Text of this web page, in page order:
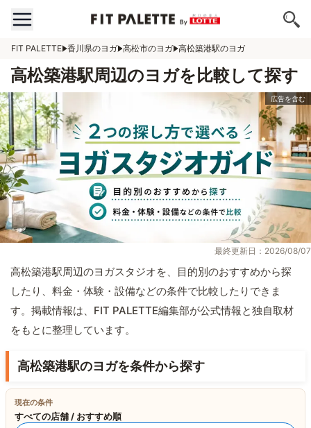
FIT PALETTE 香川県のヨガ 高松市のヨガ 高松築港駅のヨガ
高松築港駅周辺のヨガを比較して探す
最終更新日：2026/08/07
高松築港駅周辺のヨガスタジオを、目的別のおすすめから探
したり、料金・体験・設備などの条件で比較したりできま
す。掲載情報は、FIT PALETTE編集部が公式情報と独自取材
をもとに整理しています。
高松築港駅のヨガを条件から探す
現在の条件
すべての店舗 / おすすめ順